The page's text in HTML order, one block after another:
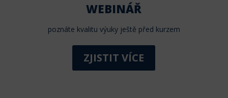
WEBINÁŘ
poznáte kvalitu výuky ještě před kurzem
ZJISTIT VÍCE